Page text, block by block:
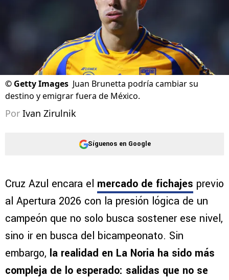
© Getty Images Juan Brunetta podría cambiar su
destino y emigrar fuera de México.
Por Ivan Zirulnik
Síguenos en Google
Cruz Azul encara el mercado de fichajes previo
al Apertura 2026 con la presión lógica de un
campeón que no solo busca sostener ese nivel,
sino ir en busca del bicampeonato. Sin
embargo, la realidad en La Noria ha sido más
compleja de lo esperado: salidas que no se